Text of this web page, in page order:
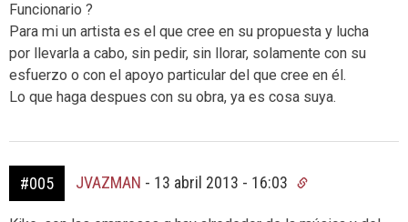
Funcionario ?
Para mi un artista es el que cree en su propuesta y lucha
por llevarla a cabo, sin pedir, sin llorar, solamente con su
esfuerzo o con el apoyo particular del que cree en él.
Lo que haga despues con su obra, ya es cosa suya.
#005 JVAZMAN - 13 abril 2013 - 16:03